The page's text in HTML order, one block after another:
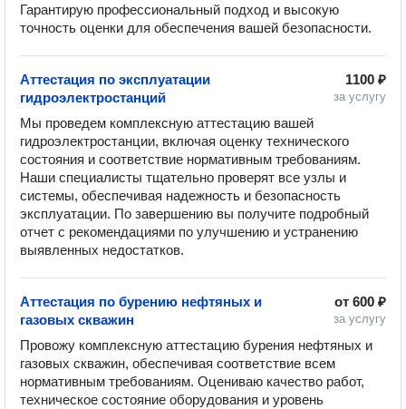
Гарантирую профессиональный подход и высокую
точность оценки для обеспечения вашей безопасности.
1100 ₽
за услугу
Аттестация по эксплуатации
гидроэлектростанций
Мы проведем комплексную аттестацию вашей
гидроэлектростанции, включая оценку технического
состояния и соответствие нормативным требованиям.
Наши специалисты тщательно проверят все узлы и
системы, обеспечивая надежность и безопасность
эксплуатации. По завершению вы получите подробный
отчет с рекомендациями по улучшению и устранению
выявленных недостатков.
от 600 ₽
за услугу
Аттестация по бурению нефтяных и
газовых скважин
Провожу комплексную аттестацию бурения нефтяных и
газовых скважин, обеспечивая соответствие всем
нормативным требованиям. Оцениваю качество работ,
техническое состояние оборудования и уровень